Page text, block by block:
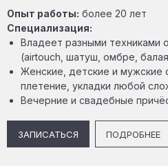
Опыт работы: более 20 лет
Специализация:
Владеет разными техниками
(airtouch, шатуш, омбре,
Женские, детские и мужские
плетение, укладки любой
Вечерние и свадебные
ЗАПИСАТЬСЯ ПОДРОБНЕЕ